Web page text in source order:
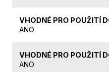
VHODNÉ PRO POUŽITÍ
ANO
VHODNÉ PRO POUŽITÍ
ANO